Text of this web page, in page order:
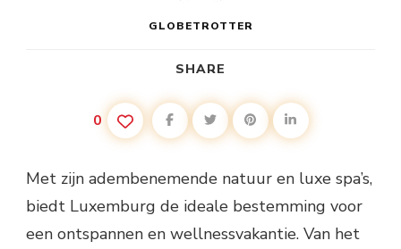
GLOBETROTTER
SHARE
0
Met zijn adembenemende natuur en luxe spa’s,
biedt Luxemburg de ideale bestemming voor
een ontspannen en wellnessvakantie. Van het